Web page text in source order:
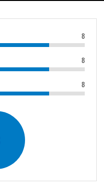
8
8
8